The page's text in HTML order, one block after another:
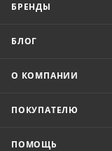
БРЕНДЫ
БЛОГ
О КОМПАНИИ
ПОКУПАТЕЛЮ
ПОМОЩЬ